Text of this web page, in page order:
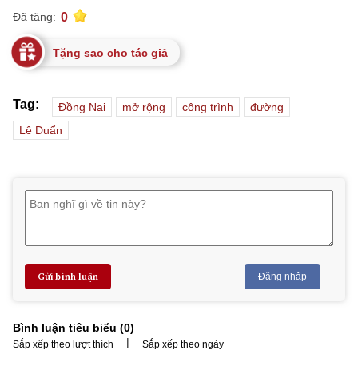
Đã tặng: 0
Tặng sao cho tác giả
Tag: Đồng Nai mở rộng công trình
đường
Lê Duẩn
Gửi bình luận Đăng nhập
Bình luận tiêu biểu (0)
Sắp xếp theo lượt thích | Sắp xếp theo ngày